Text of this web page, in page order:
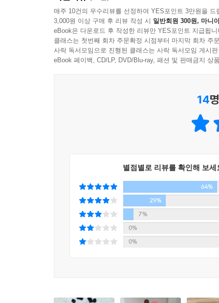
되고, 뚱뚱한 몸으로 이미 사람들의 주의를 집중
사랑받지 못하는 게 당연하다는 의식으로 이어진다.
“나와 함께 있으면 거북하지 않아? … 내가 너무 뚱
동일성을 요구하는 폭력적인 미(美)의 감옥
존재가 되어야 하니까. 하지만 보호색을 쓰는
인격체와 각기 다른 몸이 있음에도 불구하고, 왜
호리호리한, 아리따운 등과 같은 말들이 그녀의
하나의 아름다움만 추구하는 폭력적인 미의 감
획일화된 미의 기준에 ‘굿바이’할 수 있는 소설이
매주 10건의 우수리뷰를 선정하여 YES포인트 3만원을 드
3,000원 이상 구매 후 리뷰 작성 시 일반회원 300원, 마니
eBook은 다운로드 후 작성한 리뷰만 YES포인트 지급됩니
클래스는 첫번째 회차 주문확정 시점부터 마지막 회차 주
사락 독서모임으로 진행된 클래스는 사락 독서모임 게시
eBook 페이백, CD/LP, DVD/Blu-ray, 패션 및 판매금지 상
14
별점별로 리뷰를 확인해 보세
64%
29%
7%
0%
0%